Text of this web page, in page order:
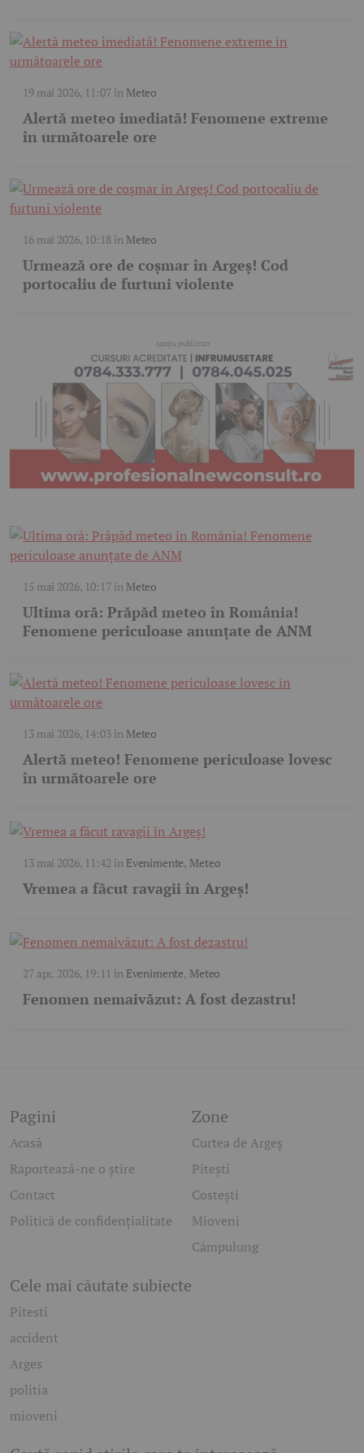
19 mai 2026, 11:07în Meteo
Alertă meteo imediată! Fenomene extreme
în următoarele ore
16 mai 2026, 10:18în Meteo
Urmează ore de coșmar în Argeș! Cod
portocaliu de furtuni violente
15 mai 2026, 10:17în Meteo
Ultima oră: Prăpăd meteo în România!
Fenomene periculoase anunțate de ANM
13 mai 2026, 14:03în Meteo
Alertă meteo! Fenomene periculoase lovesc
în următoarele ore
13 mai 2026, 11:42 în Evenimente, Meteo
Vremea a făcut ravagii în Argeș!
27 apr. 2026, 19:11 în Evenimente, Meteo
Fenomen nemaivăzut: A fost dezastru!
Pagini
Acasă
Raportează-ne o știre
Contact
Politică de confidențialitate
Zone
Curtea de Argeș
Pitești
Costești
Mioveni
Câmpulung
Cele mai căutate subiecte
Pitesti
accident
Arges
politia
mioveni